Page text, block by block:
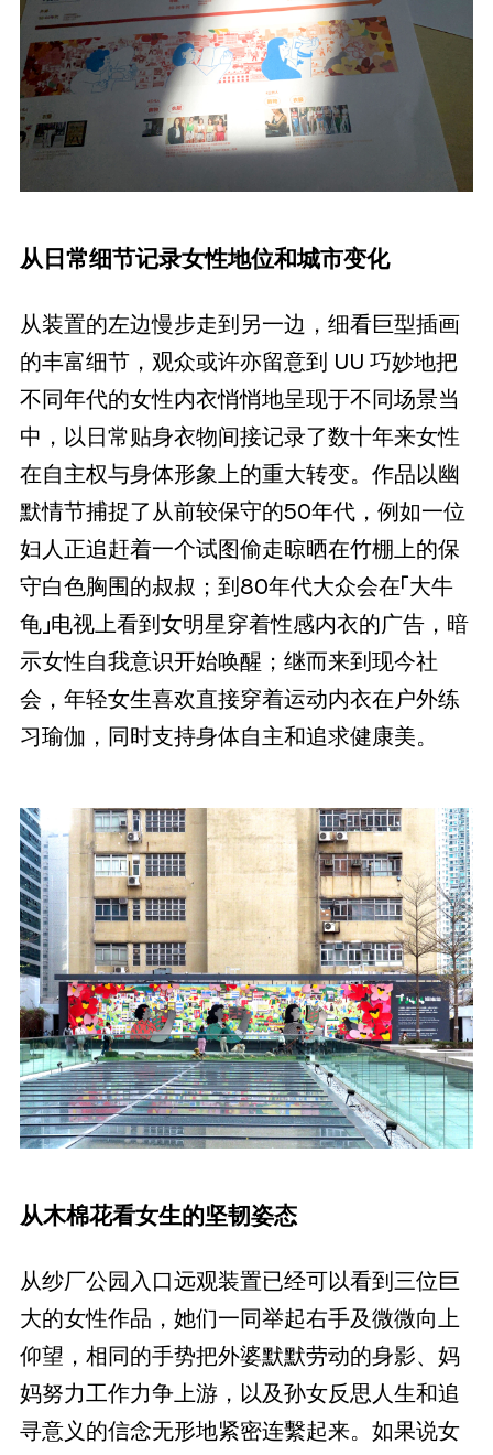
从日常细节记录女性地位和城市变化
从装置的左边慢步走到另一边，细看巨型插画
的丰富细节，观众或许亦留意到 UU 巧妙地把
不同年代的女性内衣悄悄地呈现于不同场景当
中，以日常贴身衣物间接记录了数十年来女性
在自主权与身体形象上的重大转变。作品以幽
默情节捕捉了从前较保守的50年代，例如一位
妇人正追赶着一个试图偷走晾晒在竹棚上的保
守白色胸围的叔叔；到80年代大众会在「大牛
龟」电视上看到女明星穿着性感内衣的广告，暗
示女性自我意识开始唤醒；继而来到现今社
会，年轻女生喜欢直接穿着运动内衣在户外练
习瑜伽，同时支持身体自主和追求健康美。
从木棉花看女生的坚韧姿态
从纱厂公园入口远观装置已经可以看到三位巨
大的女性作品，她们一同举起右手及微微向上
仰望，相同的手势把外婆默默劳动的身影、妈
妈努力工作力争上游，以及孙女反思人生和追
寻意义的信念无形地紧密连繫起来。如果说女